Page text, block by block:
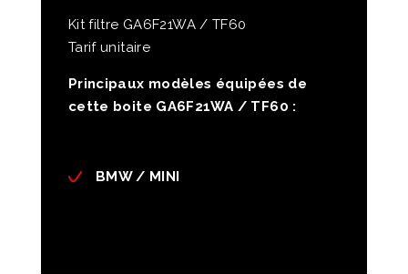
Kit filtre GA6F21WA / TF60
Tarif unitaire
Principaux modèles équipées de
cette boite GA6F21WA / TF60 :
BMW / MINI